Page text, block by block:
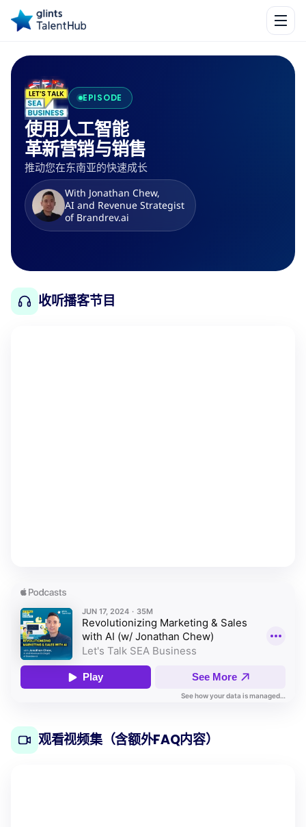
EPISODE
使用人工智能
革新营销与销售
推动您在东南亚的快速成长
With Jonathan Chew,
AI and Revenue Strategist
of Brandrev.ai
收听播客节目
观看视频集（含额外FAQ内容）